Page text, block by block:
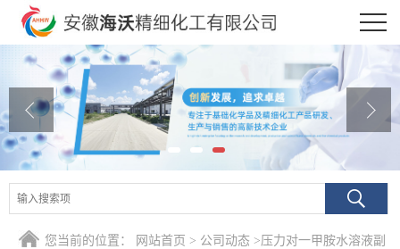
公司首页
公司介绍
公司动态
产品展厅
您当前的位置： 网站首页 > 公司动态 >压力对一甲胺水溶液副